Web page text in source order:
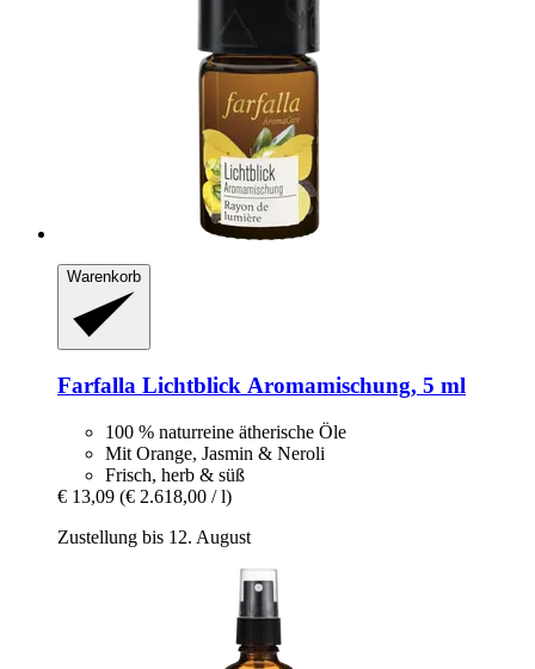
Warenkorb
Farfalla Lichtblick Aromamischung, 5 ml
100 % naturreine ätherische Öle
Mit Orange, Jasmin & Neroli
Frisch, herb & süß
€ 13,09 (€ 2.618,00 / l)
Zustellung bis 12. August